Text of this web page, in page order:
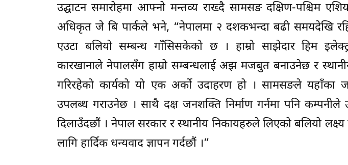
उद्घाटन समारोहमा आफ्नो मन्तव्य राख्दै सामसङ दक्षिण-पश्चिम
अधिकृत जे बि पार्कले भने, “नेपालमा २ दशकभन्दा बढी समयदेखि
एउटा बलियो सम्बन्ध गाँसिसकेको छ । हाम्रो साझेदार हिम
कारखानाले नेपालसँग हाम्रो सम्बन्धलाई अझ मजबुत बनाउनेछ र
गरिरहेको कार्यको यो एक अर्को उदाहरण हो । सामसङले यहाँका
उपलब्ध गराउनेछ । साथै दक्ष जनशक्ति निर्माण गर्नमा पनि कम्पनीले
दिलाउँदछौं । नेपाल सरकार र स्थानीय निकायहरुले लिएको बलियो लक्ष्य
लागि हार्दिक धन्यवाद ज्ञापन गर्दछौं ।”